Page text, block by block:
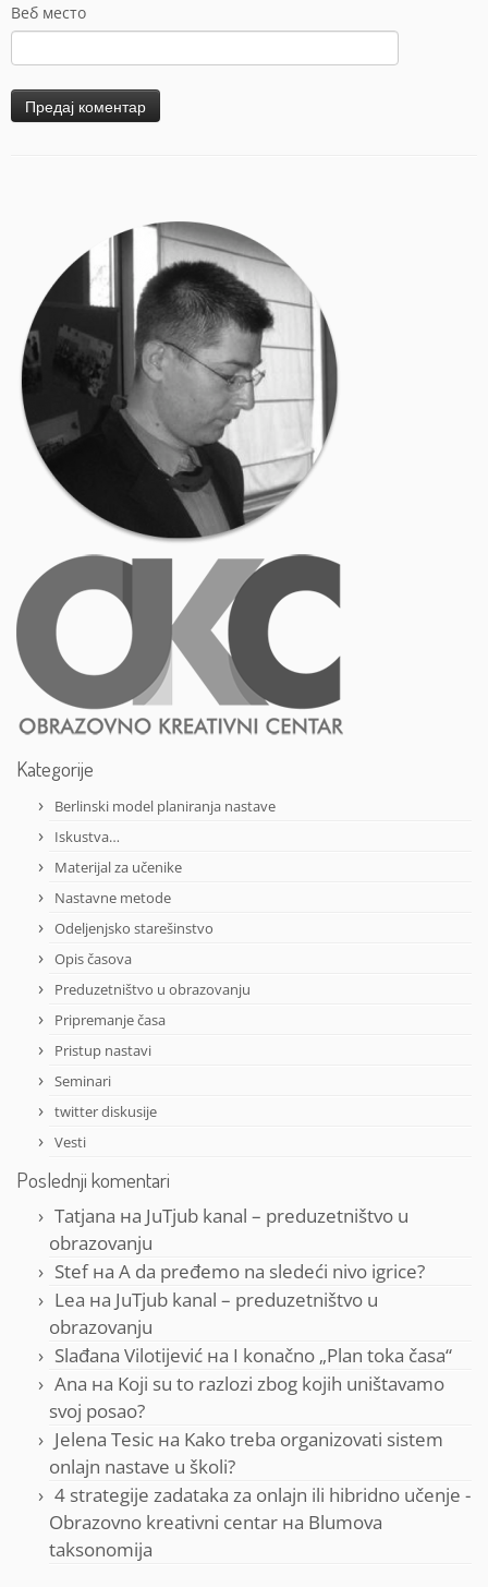
Веб место
Kategorije
Berlinski model planiranja nastave
Iskustva…
Materijal za učenike
Nastavne metode
Odeljenjsko starešinstvo
Opis časova
Preduzetništvo u obrazovanju
Pripremanje časa
Pristup nastavi
Seminari
twitter diskusije
Vesti
Poslednji komentari
Tatjana на JuTjub kanal – preduzetništvo u
obrazovanju
Stefна A da pređemo na sledeći nivo igrice?
Lea на JuTjub kanal – preduzetništvo u
obrazovanju
Slađana Vilotijević на I konačno „Plan toka časa“
Ana на Koji su to razlozi zbog kojih uništavamo
svoj posao?
Jelena Tesic на Kako treba organizovati sistem
onlajn nastave u školi?
4 strategije zadataka za onlajn ili hibridno učenje -
Obrazovno kreativni centar на Blumova
taksonomija